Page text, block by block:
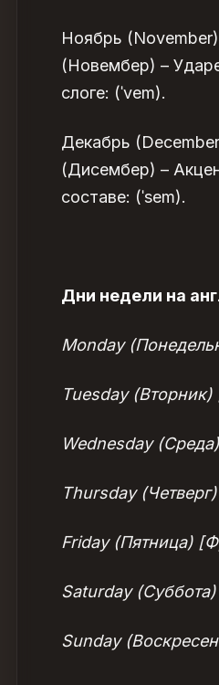
Ноябрь
(Новембер) –
слоге: (ˈvem).
Декабрь
(Дисембер) –
составе: (ˈsem).
Дни недели на
Monday
Tuesday
Wednesday
Thursday
Friday (Пятница)
Saturday
Sunday